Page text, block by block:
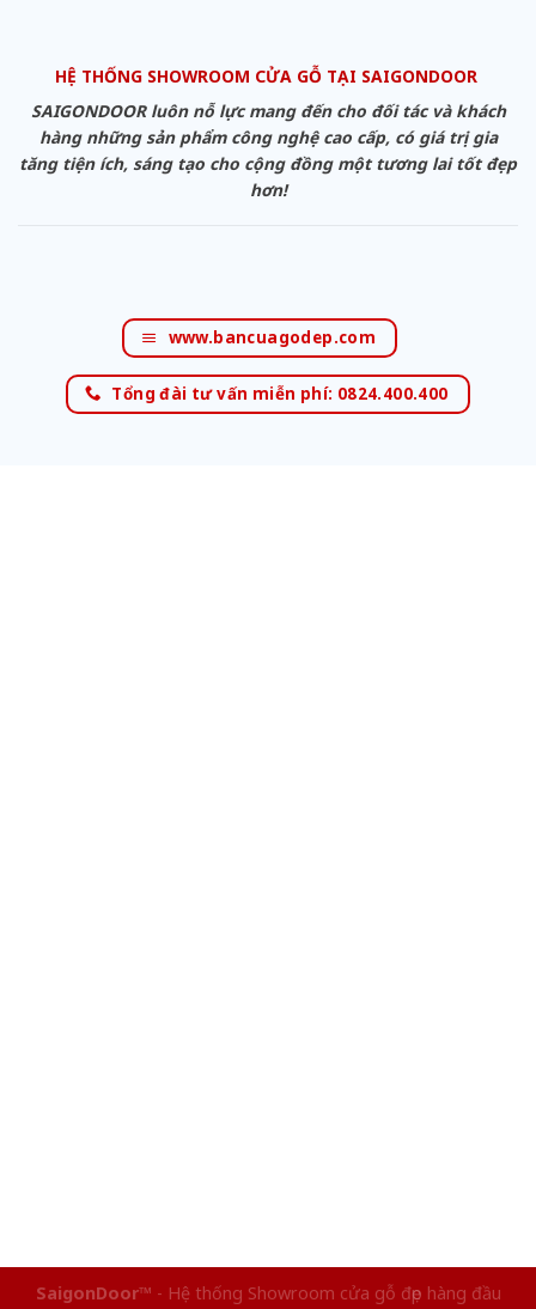
HỆ THỐNG SHOWROOM CỬA GỖ TẠI SAIGONDOOR
SAIGONDOOR luôn nỗ lực mang đến cho đối tác và khách
hàng những sản phẩm công nghệ cao cấp, có giá trị gia
tăng tiện ích, sáng tạo cho cộng đồng một tương lai tốt đẹp
hơn!
www.bancuagodep.com
Tổng đài tư vấn miễn phí: 0824.400.400
SaigonDoor™ - Hệ thống Showroom cửa gỗ đẹp hàng đầu